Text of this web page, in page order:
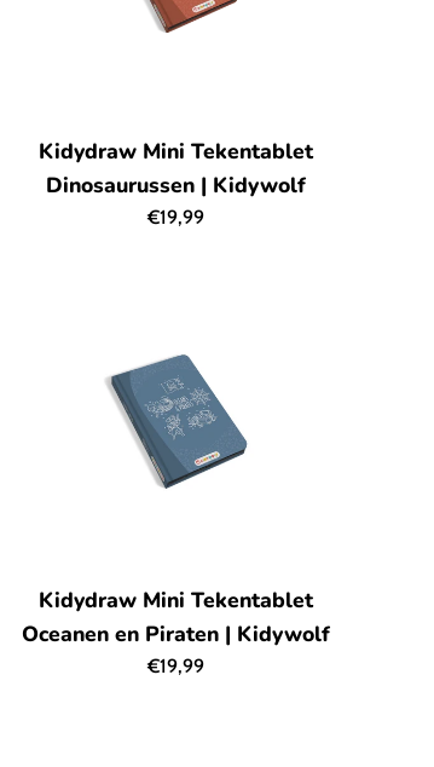
Kidydraw Mini Tekentablet
Dinosaurussen | Kidywolf
Normale
€19,99
Kidydraw Mini Tekentablet
Oceanen en Piraten | Kidywolf
Normale
€19,99